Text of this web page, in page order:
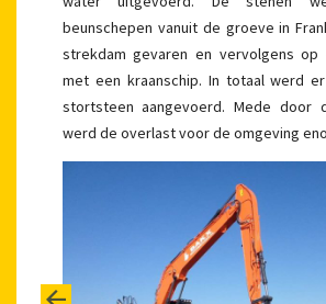
beunschepen vanuit de groeve in
strekdam gevaren en vervolgens
met een kraanschip. In totaal werd
stortsteen aangevoerd. Mede door
werd de overlast voor de omgeving